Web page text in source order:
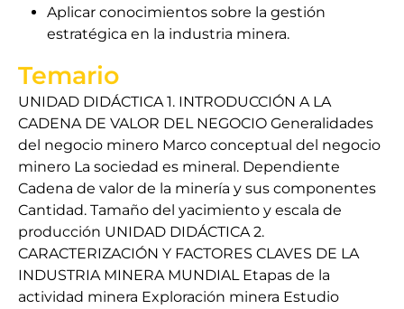
Aplicar conocimientos sobre la gestión
estratégica en la industria minera.
Temario
UNIDAD DIDÁCTICA 1. INTRODUCCIÓN A LA
CADENA DE VALOR DEL NEGOCIO Generalidades
del negocio minero Marco conceptual del negocio
minero La sociedad es mineral. Dependiente
Cadena de valor de la minería y sus componentes
Cantidad. Tamaño del yacimiento y escala de
producción UNIDAD DIDÁCTICA 2.
CARACTERIZACIÓN Y FACTORES CLAVES DE LA
INDUSTRIA MINERA MUNDIAL Etapas de la
actividad minera Exploración minera Estudio